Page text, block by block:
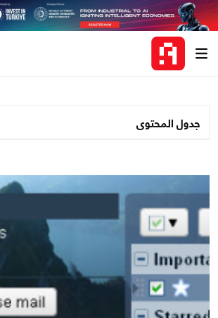
جدول المحتوى